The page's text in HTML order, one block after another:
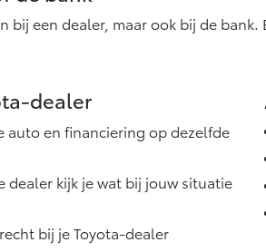
bij een dealer, maar ook bij de
dealer
auto en financiering op dezelfde
dealer kijk je wat bij jouw situatie
bij je Toyota-dealer